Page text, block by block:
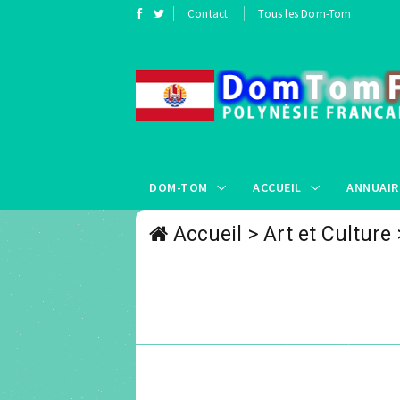
Contact Tous les Dom-Tom
DOM-TOM ACCUEIL
Accueil > Art et Culture